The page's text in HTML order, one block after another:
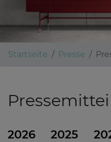
Startseite Presse
2026 2025